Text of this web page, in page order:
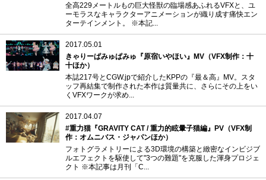
全高229メートルもの巨大怪獣の臨場感あふれるVFXと、ユ
ーモラスなキャラクターアニメーションが織り成す痛快エン
ターテインメント。 ※本記...
2017.05.01
きゃりーぱみゅぱみゅ『原宿いやほい』MV（VFX制作：十
十ほか）
本誌217号とCGW.jpで紹介したKPPの『最＆高』MV。スタ
ッフ再結集で制作された本作は質量共に、さらにその上をい
くVFXワークが求め...
2017.04.07
#重力猫『GRAVITY CAT / 重力的眩暈子猫編』PV（VFX制
作：オムニバス・ジャパンほか）
フォトグラメトリーによる3D環境の構築と緻密なインビジブ
ルエフェクトを駆使して"3つの難題"を克服した渾身プロジェ
クト ※本記事は月刊「C...